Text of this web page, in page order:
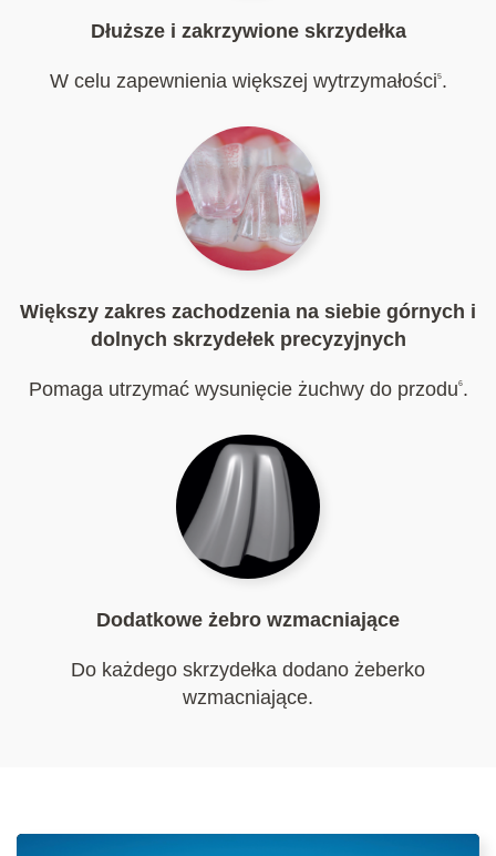
Dłuższe i zakrzywione skrzydełka
W celu zapewnienia większej wytrzymałości5.
Większy zakres zachodzenia na siebie górnych i
dolnych skrzydełek precyzyjnych
Pomaga utrzymać wysunięcie żuchwy do przodu6.
Dodatkowe żebro wzmacniające
Do każdego skrzydełka dodano żeberko
wzmacniające.